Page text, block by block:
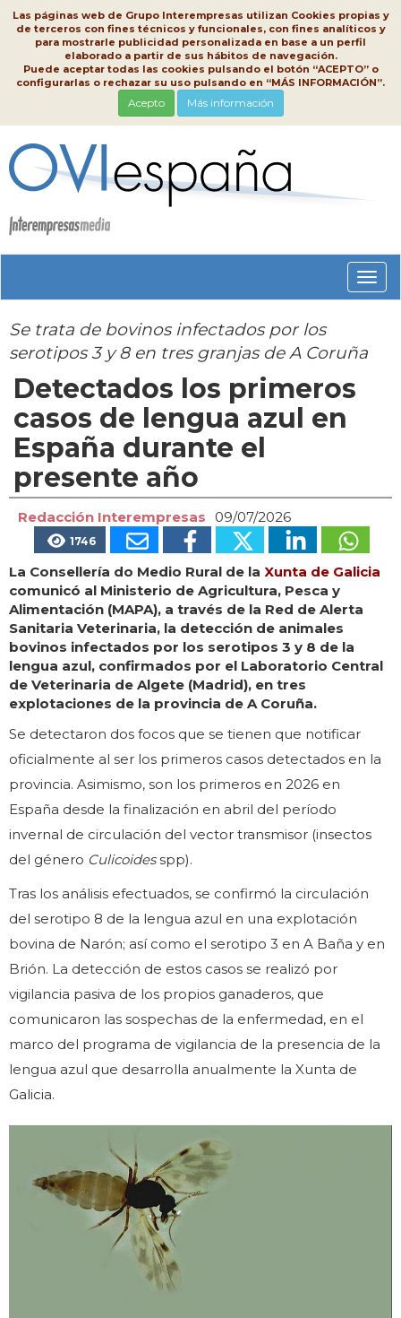
Las páginas web de Grupo Interempresas utilizan Cookies propias y
de terceros con fines técnicos y funcionales, con fines analíticos y
para mostrarle publicidad personalizada en base a un perfil
elaborado a partir de sus hábitos de navegación.
Puede aceptar todas las cookies pulsando el botón “ACEPTO” o
configurarlas o rechazar su uso pulsando en “MÁS INFORMACIÓN”.
Acepto Más información
Se trata de bovinos infectados por los
serotipos 3 y 8 en tres granjas de A Coruña
Detectados los primeros
casos de lengua azul en
España durante el
presente año
Redacción Interempresas 09/07/2026
1746
La Consellería do Medio Rural de la Xunta de Galicia
comunicó al Ministerio de Agricultura, Pesca y
Alimentación (MAPA), a través de la Red de Alerta
Sanitaria Veterinaria, la detección de animales
bovinos infectados por los serotipos 3 y 8 de la
lengua azul, confirmados por el Laboratorio Central
de Veterinaria de Algete (Madrid), en tres
explotaciones de la provincia de A Coruña.
Se detectaron dos focos que se tienen que notificar
oficialmente al ser los primeros casos detectados en la
provincia. Asimismo, son los primeros en 2026 en
España desde la finalización en abril del período
invernal de circulación del vector transmisor (insectos
del género Culicoidesspp).
Tras los análisis efectuados, se confirmó la circulación
del serotipo 8 de la lengua azul en una explotación
bovina de Narón; así como el serotipo 3 en A Baña y en
Brión. La detección de estos casos se realizó por
vigilancia pasiva de los propios ganaderos, que
comunicaron las sospechas de la enfermedad, en el
marco del programa de vigilancia de la presencia de la
lengua azul que desarrolla anualmente la Xunta de
Galicia.